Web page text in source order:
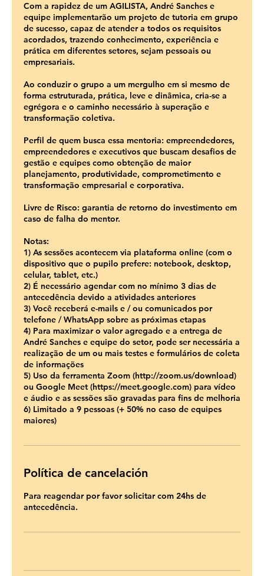
Com a rapidez de um AGILISTA, André Sanches e
equipe implementarão um projeto de tutoria em grupo
de sucesso, capaz de atender a todos os requisitos
acordados, trazendo conhecimento, experiência e
prática em diferentes setores, sejam pessoais ou
empresariais.
Ao conduzir o grupo a um mergulho em si mesmo de
forma estruturada, prática, leve e dinâmica, cria-se a
egrégora e o caminho necessário à superação e
transformação coletiva.
Perfil de quem busca essa mentoria: empreendedores,
empreendedores e executivos que buscam desafios de
gestão e equipes como obtenção de maior
planejamento, produtividade, comprometimento e
transformação empresarial e corporativa.
Livre de Risco: garantia de retorno do investimento em
caso de falha do mentor.
Notas:
1) As sessões acontecem via plataforma online (com o
dispositivo que o pupilo prefere: notebook, desktop,
celular, tablet, etc.)
2) É necessário agendar com no mínimo 3 dias de
antecedência devido a atividades anteriores
3) Você receberá e-mails e / ou comunicados por
telefone / WhatsApp sobre as próximas etapas
4) Para maximizar o valor agregado e a entrega de
André Sanches e equipe do setor, pode ser necessária a
realização de um ou mais testes e formulários de coleta
de informações
5) Uso da ferramenta Zoom (http://zoom.us/download)
ou Google Meet (https://meet.google.com) para vídeo
e áudio e as sessões são gravadas para fins de melhoria
6) Limitado a 9 pessoas (+ 50% no caso de equipes
maiores)
Política de cancelación
Para reagendar por favor solicitar com 24hs de
antecedência.